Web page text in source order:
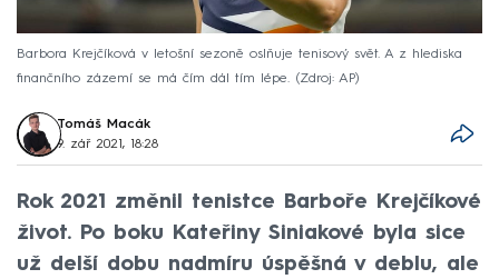
Barbora Krejčíková v letošní sezoně oslňuje tenisový svět. A z hlediska
finančního zázemí se má čím dál tím lépe.
Zdroj: AP
Tomáš Macák
9. zář 2021, 18:28
Rok 2021 změnil tenistce Barboře Krejčíkové
život. Po boku Kateřiny Siniakové byla sice
už delší dobu nadmíru úspěšná v deblu, ale